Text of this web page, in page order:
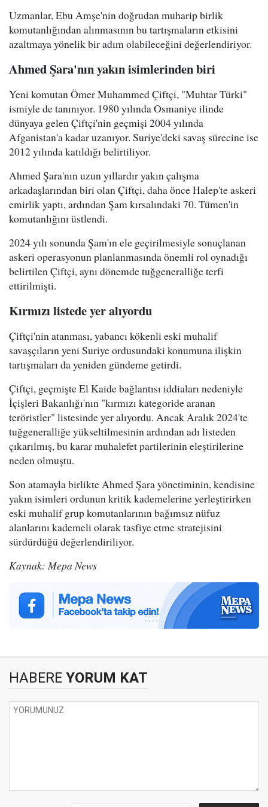
Uzmanlar, Ebu Amşe'nin doğrudan muharip birlik
komutanlığından alınmasının bu tartışmaların etkisini
azaltmaya yönelik bir adım olabileceğini değerlendiriyor.
Ahmed Şara'nın yakın isimlerinden biri
Yeni komutan Ömer Muhammed Çiftçi, "Muhtar Türki"
ismiyle de tanınıyor. 1980 yılında Osmaniye ilinde
dünyaya gelen Çiftçi'nin geçmişi 2004 yılında
Afganistan'a kadar uzanıyor. Suriye'deki savaş sürecine ise
2012 yılında katıldığı belirtiliyor.
Ahmed Şara'nın uzun yıllardır yakın çalışma
arkadaşlarından biri olan Çiftçi, daha önce Halep'te askeri
emirlik yaptı, ardından Şam kırsalındaki 70. Tümen'in
komutanlığını üstlendi.
2024 yılı sonunda Şam'ın ele geçirilmesiyle sonuçlanan
askeri operasyonun planlanmasında önemli rol oynadığı
belirtilen Çiftçi, aynı dönemde tuğgeneralliğe terfi
ettirilmişti.
Kırmızı listede yer alıyordu
Çiftçi'nin atanması, yabancı kökenli eski muhalif
savaşçıların yeni Suriye ordusundaki konumuna ilişkin
tartışmaları da yeniden gündeme getirdi.
Çiftçi, geçmişte El Kaide bağlantısı iddiaları nedeniyle
İçişleri Bakanlığı'nın "kırmızı kategoride aranan
teröristler" listesinde yer alıyordu. Ancak Aralık 2024'te
tuğgeneralliğe yükseltilmesinin ardından adı listeden
çıkarılmış, bu karar muhalefet partilerinin eleştirilerine
neden olmuştu.
Son atamayla birlikte Ahmed Şara yönetiminin, kendisine
yakın isimleri ordunun kritik kademelerine yerleştirirken
eski muhalif grup komutanlarının bağımsız nüfuz
alanlarını kademeli olarak tasfiye etme stratejisini
sürdürdüğü değerlendiriliyor.
Kaynak: Mepa News
HABERE YORUM KAT